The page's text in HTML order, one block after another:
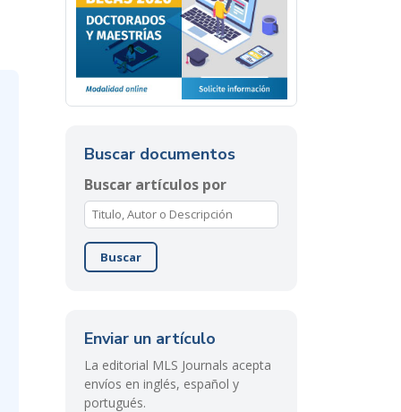
Buscar documentos
Buscar artículos por
Buscar
Enviar un artículo
La editorial MLS Journals acepta
envíos en inglés, español y
portugués.